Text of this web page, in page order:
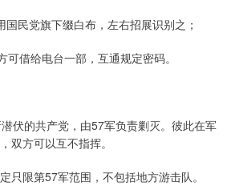
民党旗下缀白布，左右招展识别之；
借给电台一部，互通规定密码。
伏的共产党，由57军负责剿灭。彼此在军
双方可以互不指挥。
只限第57军范围，不包括地方游击队。